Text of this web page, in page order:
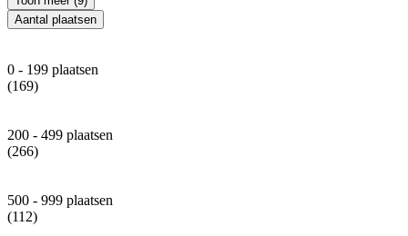
Aantal plaatsen
0 - 199 plaatsen
(169)
200 - 499 plaatsen
(266)
500 - 999 plaatsen
(112)